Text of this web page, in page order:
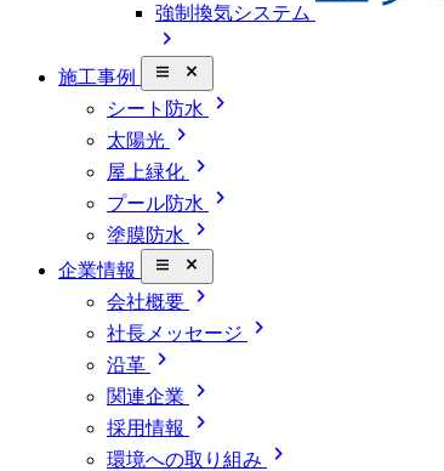
強制換気システム
chevron_right
施工事例 close_small
シート防水 chevron_right
太陽光 chevron_right
屋上緑化 chevron_right
プール防水 chevron_right
塗膜防水 chevron_right
企業情報 close_small
会社概要 chevron_right
社長メッセージ chevron_right
沿革 chevron_right
関連企業 chevron_right
採用情報 chevron_right
環境への取り組み chevron_right